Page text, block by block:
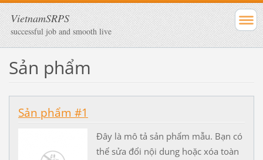
VietnamSRPS
successful job and smooth live
Sản phẩm
Sản phẩm #1
Đây là mô tả sản phẩm mẫu. Bạn có
thể sửa đổi nội dung hoặc xóa toàn